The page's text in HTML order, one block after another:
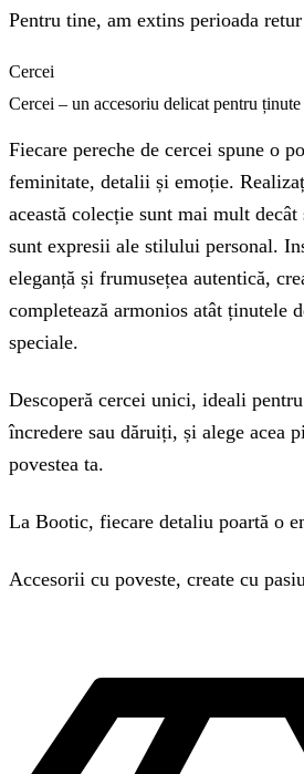
Pentru tine, am extins perioada
Cercei
Cercei – un accesoriu delicat pentru
Fiecare pereche de cercei spune o
feminitate, detalii și emoție.
această colecție sunt mai mult
sunt expresii ale stilului personal.
eleganță și frumusețea autentică,
completează armonios atât ținutele
speciale.
Descoperă cercei unici, ideali
încredere sau dăruiți, și alege acea
povestea ta.
La Bootic, fiecare detaliu poartă o
Accesorii cu poveste, create cu